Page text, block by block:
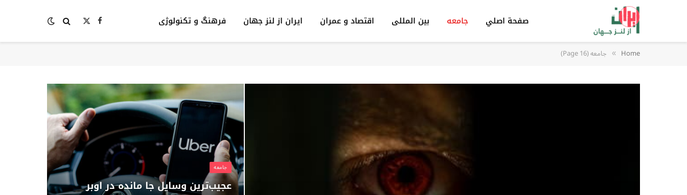
صفحة اصلي جامعه بين المللى اقتصاد و عمران ایران از لنز جهان فرهنگ و تکنولوژی Facebook
X
Home
» جامعه (Page 16)
جامعه
عجیب‌ترین وسایل جا مانده در اوبر